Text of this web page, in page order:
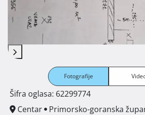
Fotografije
Šifra oglasa: 62299774
Centar
Primorsko-goranska